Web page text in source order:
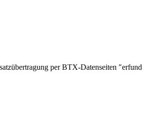
per BTX-Datenseiten